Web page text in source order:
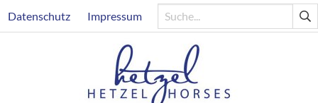
zum
Header
Datenschutz Impressum